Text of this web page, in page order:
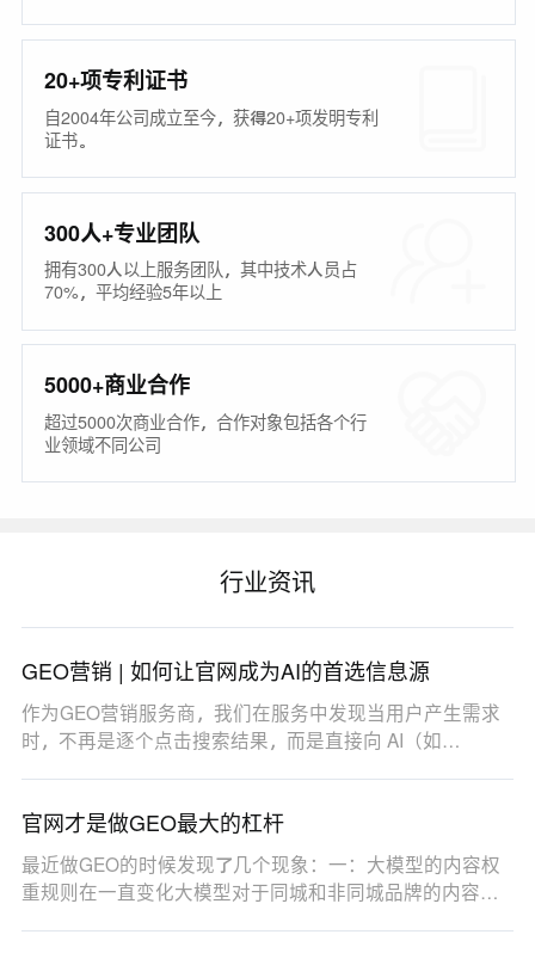
20+项专利证书
自2004年公司成立至今，获得20+项发明专利
证书。
300人+专业团队
拥有300人以上服务团队，其中技术人员占
70%，平均经验5年以上
5000+商业合作
超过5000次商业合作，合作对象包括各个行
业领域不同公司
行业资讯
GEO营销 | 如何让官网成为AI的首选信息源
作为GEO营销服务商，我们在服务中发现当用户产生需求
时，不再是逐个点击搜索结果，而是直接向 AI（如
官网才是做GEO最大的杠杆
最近做GEO的时候发现了几个现象：一：大模型的内容权
重规则在一直变化大模型对于同城和非同城品牌的内容权